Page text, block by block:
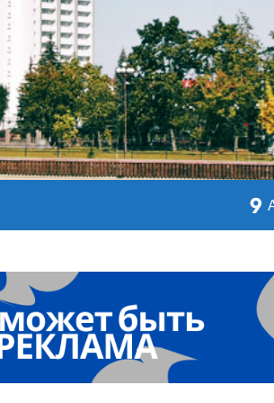
питании
Независимости
9